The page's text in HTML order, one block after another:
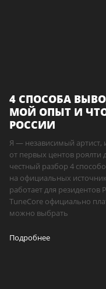
4 СПОСОБА
МОЙ ОПЫТ И
РОССИИ
Я — независимый артист,
от первых центов
честный разбор 4
на официальных
работает для
TuneCore официально
можно выбрать
Подробнее